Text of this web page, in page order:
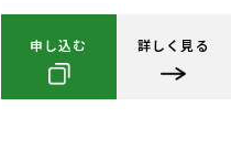
申し込む 詳しく見る